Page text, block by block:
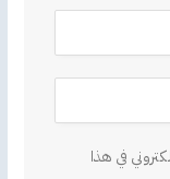
في هذا